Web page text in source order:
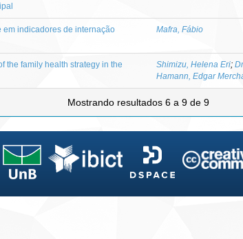
em indicadores de internação
Mafra, Fábio
the family health strategy in the
Shimizu, Helena Eri;
Hamann, Edgar
Mostrando resultados 6 a 9 de 9